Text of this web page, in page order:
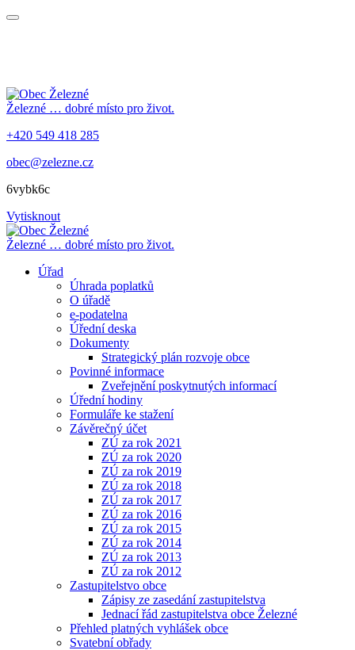
Železné … dobré místo pro život.
+420 549 418 285
obec@zelezne.cz
6vybk6c
Vytisknout
Železné … dobré místo pro život.
Úřad
Úhrada poplatků
O úřadě
e-podatelna
Úřední deska
Dokumenty
Strategický plán rozvoje obce
Povinné informace
Zveřejnění poskytnutých informací
Úřední hodiny
Formuláře ke stažení
Závěrečný účet
ZÚ za rok 2021
ZÚ za rok 2020
ZÚ za rok 2019
ZÚ za rok 2018
ZÚ za rok 2017
ZÚ za rok 2016
ZÚ za rok 2015
ZÚ za rok 2014
ZÚ za rok 2013
ZÚ za rok 2012
Zastupitelstvo obce
Zápisy ze zasedání zastupitelstva
Jednací řád zastupitelstva obce Železné
Přehled platných vyhlášek obce
Svatební obřady